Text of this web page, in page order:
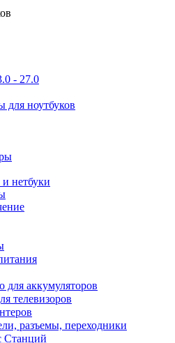
- 27.0
для ноутбуков
и нетбуки
для аккумуляторов
телевизоров
разъемы, переходники
Станций